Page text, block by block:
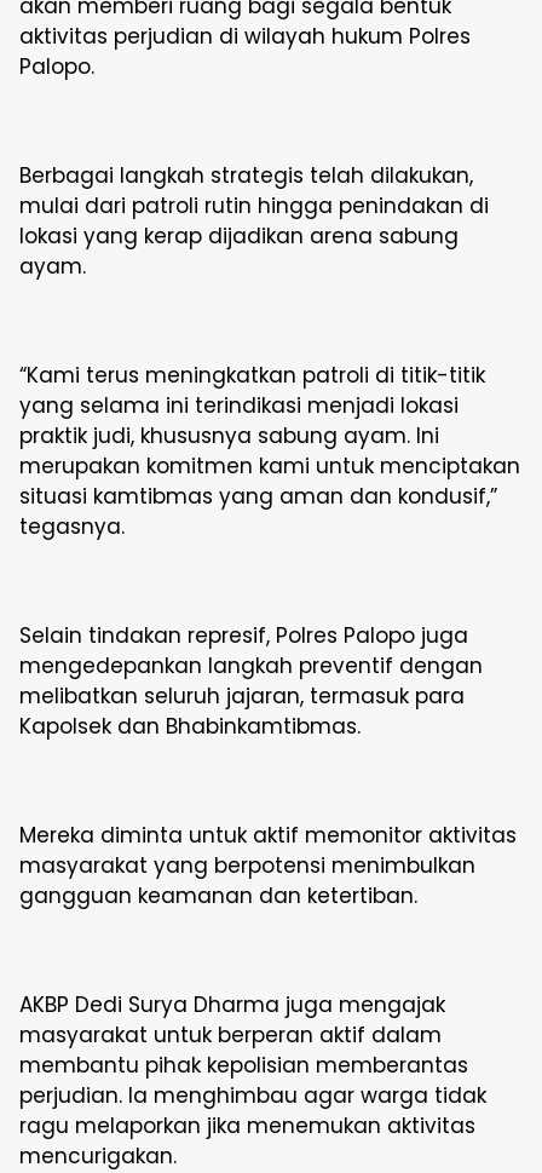
akan memberi ruang bagi segala bentuk
aktivitas perjudian di wilayah hukum Polres
Palopo.
Berbagai langkah strategis telah dilakukan,
mulai dari patroli rutin hingga penindakan di
lokasi yang kerap dijadikan arena sabung
ayam.
“Kami terus meningkatkan patroli di titik-titik
yang selama ini terindikasi menjadi lokasi
praktik judi, khususnya sabung ayam. Ini
merupakan komitmen kami untuk menciptakan
situasi kamtibmas yang aman dan kondusif,”
tegasnya.
Selain tindakan represif, Polres Palopo juga
mengedepankan langkah preventif dengan
melibatkan seluruh jajaran, termasuk para
Kapolsek dan Bhabinkamtibmas.
Mereka diminta untuk aktif memonitor aktivitas
masyarakat yang berpotensi menimbulkan
gangguan keamanan dan ketertiban.
AKBP Dedi Surya Dharma juga mengajak
masyarakat untuk berperan aktif dalam
membantu pihak kepolisian memberantas
perjudian. Ia menghimbau agar warga tidak
ragu melaporkan jika menemukan aktivitas
mencurigakan.